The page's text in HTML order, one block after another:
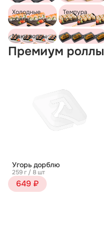
Холодные
роллы
Темпура
роллы
Маки роллы Азия хот-дог
Премиум роллы
Угорь дорблю
259 г / 8 шт
649 ₽